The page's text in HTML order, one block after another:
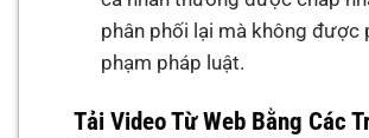
phân phối lại mà không được
phạm pháp luật.
Tải Video Từ Web Bằng Các